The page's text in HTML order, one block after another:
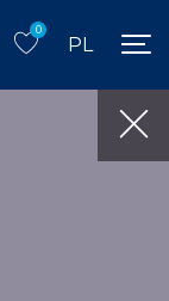
0
PL